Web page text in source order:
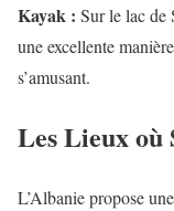
Kayak : Sur le lac de
une excellente
s’amusant.
Les Lieux où
L’Albanie propose